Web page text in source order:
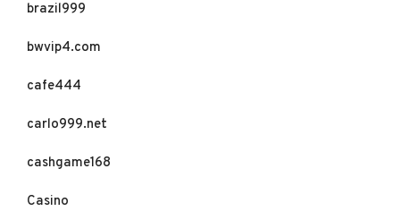
brazil999
bwvip4.com
cafe444
carlo999.net
cashgame168
Casino